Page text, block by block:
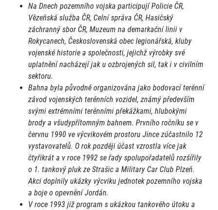
Na Dnech pozemního vojska participují Policie ČR,
Vězeňská služba ČR, Celní správa ČR, Hasičský
záchranný sbor ČR, Muzeum na demarkační linii v
Rokycanech, Československá obec legionářská, kluby
vojenské historie a společnosti, jejichž výrobky své
uplatnění nacházejí jak u ozbrojených sil, tak i v civilním
sektoru.
Bahna byla původně organizována jako bodovací terénní
závod vojenských terénních vozidel, známý především
svými extrémními terénními překážkami, hlubokými
brody a všudypřítomným bahnem. Prvního ročníku se v
červnu 1990 ve výcvikovém prostoru Jince zúčastnilo 12
vystavovatelů. O rok později účast vzrostla více jak
čtyřikrát a v roce 1992 se řady spolupořadatelů rozšířily
o 1. tankový pluk ze Strašic a Military Car Club Plzeň.
Akci doplnily ukázky výcviku jednotek pozemního vojska
a boje o opevnění Jordán.
V roce 1993 již program s ukázkou tankového útoku a